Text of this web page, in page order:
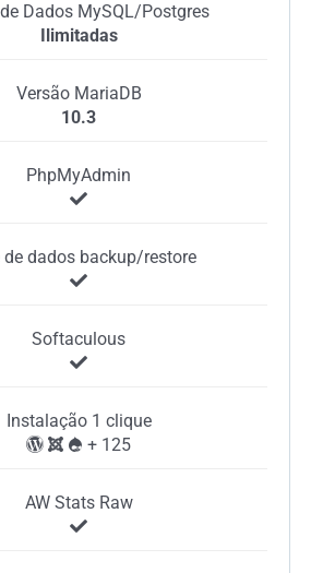
Dados MySQL/Postgres
Ilimitadas
Versão MariaDB
10.3
PhpMyAdmin
de dados backup/restore
Softaculous
Instalação 1 clique
+ 125
AW Stats Raw